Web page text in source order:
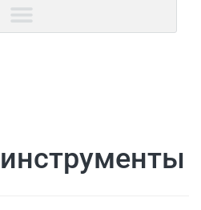
инструменты